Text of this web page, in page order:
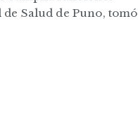
Salud de Puno, tomó